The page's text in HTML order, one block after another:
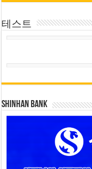
테스트
SHINHAN BANK